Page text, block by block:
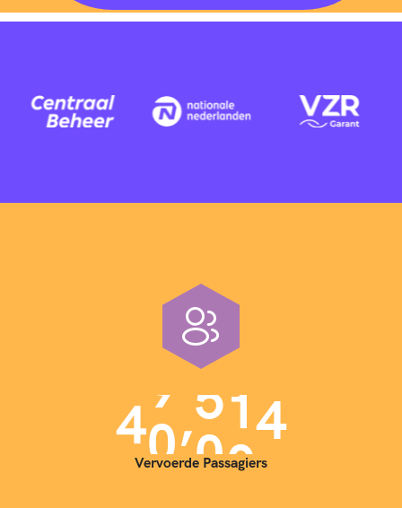
40,000
Vervoerde Passagiers